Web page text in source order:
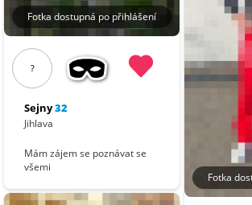
Fotka dostupná po přihlášení
?
Sejny32
Jihlava
Mám zájem se poznávat se
všemi
Fotka